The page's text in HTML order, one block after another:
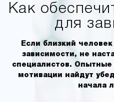
Как
для
Если близкий
зависимости, не
специалистов. Опытные
мотивации найдут
начала